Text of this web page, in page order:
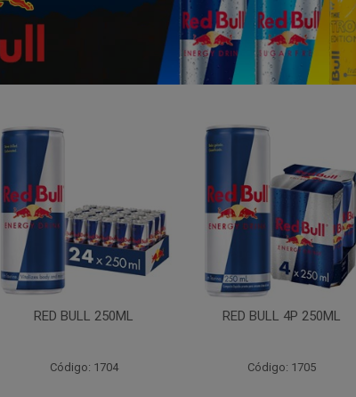
RED BULL 250ML
Código: 1704
RED BULL 4P 250ML
Código: 1705